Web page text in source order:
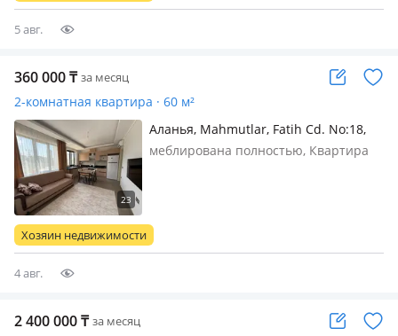
5 авг.
360 000₸ за месяц
2-комнатная квартира · 60 м²
Аланья, Mahmutlar, Fatih Cd. No:18,
07460 Alanya/Antalya, Türkiye 18 —
меблирована полностью, Квартира
обеспечивает комфорт и
безопасность проживания. Для
Хозяин недвижимости
4 авг.
2 400 000₸ за месяц